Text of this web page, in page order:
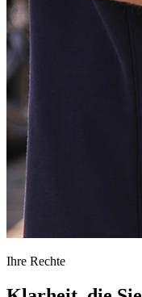
Ihre Rechte